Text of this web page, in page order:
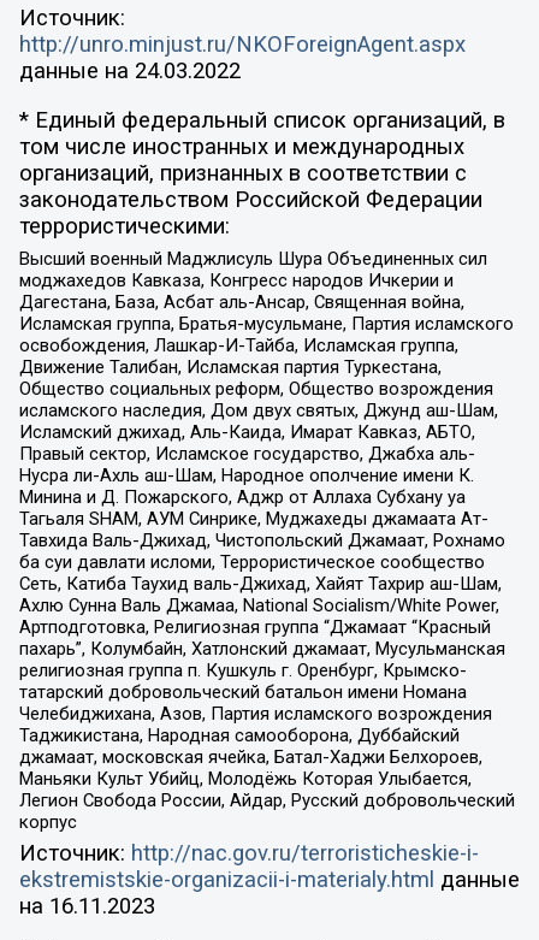
Источник:
http://unro.minjust.ru/NKOForeignAgent.aspx
данные на 24.03.2022
* Единый федеральный список организаций, в
том числе иностранных и международных
организаций, признанных в соответствии с
законодательством Российской Федерации
террористическими:
Высший военный Маджлисуль Шура Объединенных сил
моджахедов Кавказа, Конгресс народов Ичкерии и
Дагестана, База, Асбат аль-Ансар, Священная война,
Исламская группа, Братья-мусульмане, Партия исламского
освобождения, Лашкар-И-Тайба, Исламская группа,
Движение Талибан, Исламская партия Туркестана,
Общество социальных реформ, Общество возрождения
исламского наследия, Дом двух святых, Джунд аш-Шам,
Исламский джихад, Аль-Каида, Имарат Кавказ, АБТО,
Правый сектор, Исламское государство, Джабха аль-
Нусра ли-Ахль аш-Шам, Народное ополчение имени К.
Минина и Д. Пожарского, Аджр от Аллаха Субхану уа
Тагьаля SHAM, АУМ Синрике, Муджахеды джамаата Ат-
Тавхида Валь-Джихад, Чистопольский Джамаат, Рохнамо
ба суи давлати исломи, Террористическое сообщество
Сеть, Катиба Таухид валь-Джихад, Хайят Тахрир аш-Шам,
Ахлю Сунна Валь Джамаа, National Socialism/White Power,
Артподготовка, Религиозная группа “Джамаат “Красный
пахарь”, Колумбайн, Хатлонский джамаат, Мусульманская
религиозная группа п. Кушкуль г. Оренбург, Крымско-
татарский добровольческий батальон имени Номана
Челебиджихана, Азов, Партия исламского возрождения
Таджикистана, Народная самооборона, Дуббайский
джамаат, московская ячейка, Батал-Хаджи Белхороев,
Маньяки Культ Убийц, Молодёжь Которая Улыбается,
Легион Свобода России, Айдар, Русский добровольческий
корпус
Источник: http://nac.gov.ru/terroristicheskie-i-
ekstremistskie-organizacii-i-materialy.html данные
на 16.11.2023